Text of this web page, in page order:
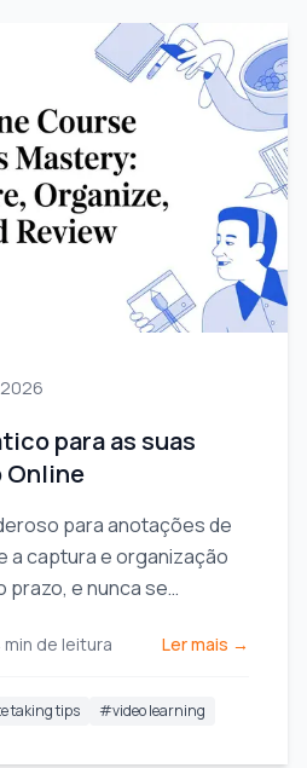
2026
para as suas
Online
para anotações de
a captura e organização
prazo, e nunca se
min de leitura Ler mais →
taking tips #video learning